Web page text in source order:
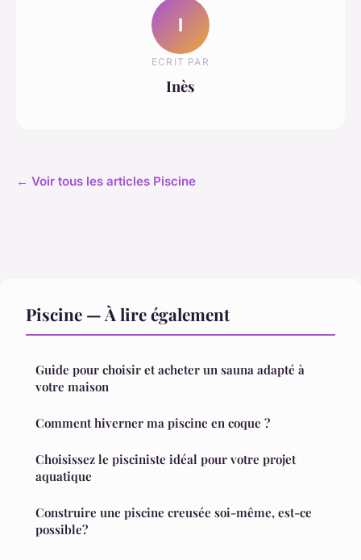
I
ECRIT PAR
Inès
← Voir tous les articles Piscine
Piscine — À lire également
Guide pour choisir et acheter un sauna adapté à
votre maison
Comment hiverner ma piscine en coque ?
Choisissez le pisciniste idéal pour votre projet
aquatique
Construire une piscine creusée soi-même, est-ce
possible?